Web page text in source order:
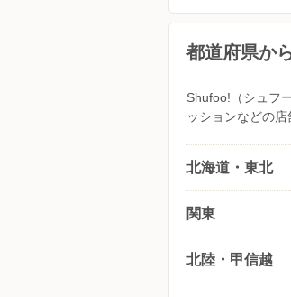
都道府県か
Shufoo!（シュフ
ッションなどの店
北海道・東北
関東
北陸・甲信越